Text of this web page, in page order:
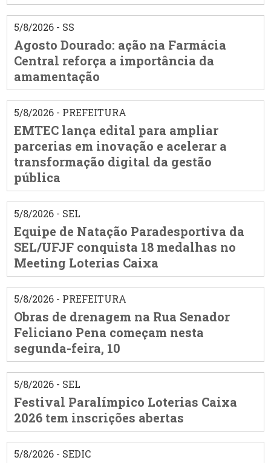
5/8/2026 - SS
Agosto Dourado: ação na Farmácia
Central reforça a importância da
amamentação
5/8/2026 - PREFEITURA
EMTEC lança edital para ampliar
parcerias em inovação e acelerar a
transformação digital da gestão
pública
5/8/2026 - SEL
Equipe de Natação Paradesportiva da
SEL/UFJF conquista 18 medalhas no
Meeting Loterias Caixa
5/8/2026 - PREFEITURA
Obras de drenagem na Rua Senador
Feliciano Pena começam nesta
segunda-feira, 10
5/8/2026 - SEL
Festival Paralímpico Loterias Caixa
2026 tem inscrições abertas
5/8/2026 - SEDIC